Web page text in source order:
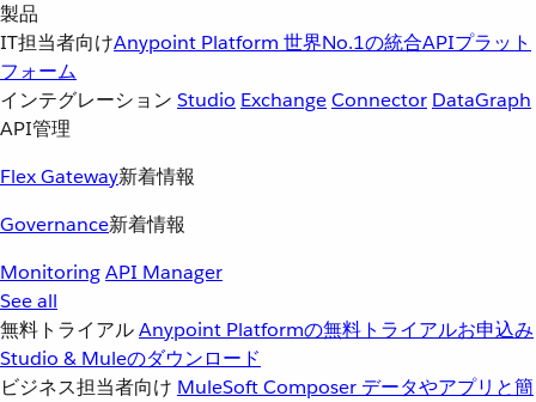
製品
IT担当者向けAnypoint Platform 世界No.1の統合APIプラット
フォーム
インテグレーション Studio ExchangeConnector DataGraph
API管理
Flex Gateway新着情報
Governance新着情報
MonitoringAPI Manager
See all
無料トライアルAnypoint Platformの無料トライアルお申込み
Studio & Muleのダウンロード
ビジネス担当者向け MuleSoft Composer データやアプリと簡